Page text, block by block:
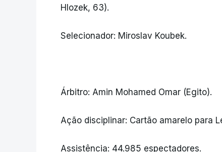
Hlozek, 63).
Selecionador: Miroslav Koubek.
Árbitro: Amin Mohamed Omar (Egito).
Ação disciplinar: Cartão amarelo para
Assistência: 44.985 espectadores.